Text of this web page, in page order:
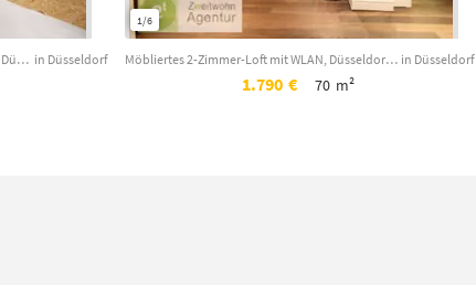
Modern möbliertes Apartment mit Internet, Düsseldorf-Flingern/Süd, Erkrather Str... in Düsseldorf
1/6
Möbliertes 2-Zimmer-Loft mit WLAN, Düsseldorf-Unterbilk, Martinstr. in Düsseldorf
1.790 € 70 m²